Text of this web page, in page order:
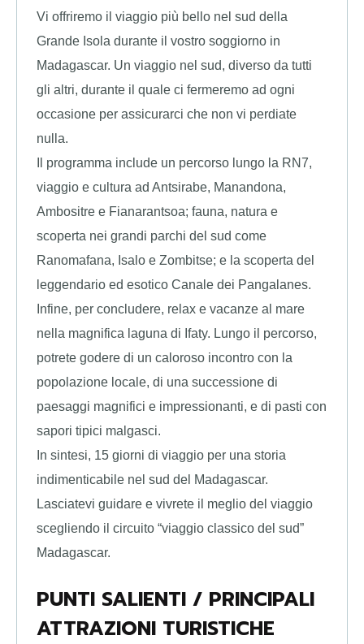
Vi offriremo il viaggio più bello nel sud della
Grande Isola durante il vostro soggiorno in
Madagascar. Un viaggio nel sud, diverso da tutti
gli altri, durante il quale ci fermeremo ad ogni
occasione per assicurarci che non vi perdiate
nulla.
Il programma include un percorso lungo la RN7,
viaggio e cultura ad Antsirabe, Manandona,
Ambositre e Fianarantsoa; fauna, natura e
scoperta nei grandi parchi del sud come
Ranomafana, Isalo e Zombitse; e la scoperta del
leggendario ed esotico Canale dei Pangalanes.
Infine, per concludere, relax e vacanze al mare
nella magnifica laguna di Ifaty. Lungo il percorso,
potrete godere di un caloroso incontro con la
popolazione locale, di una successione di
paesaggi magnifici e impressionanti, e di pasti con
sapori tipici malgasci.
In sintesi, 15 giorni di viaggio per una storia
indimenticabile nel sud del Madagascar.
Lasciatevi guidare e vivrete il meglio del viaggio
scegliendo il circuito “viaggio classico del sud”
Madagascar.
PUNTI SALIENTI / PRINCIPALI
ATTRAZIONI TURISTICHE